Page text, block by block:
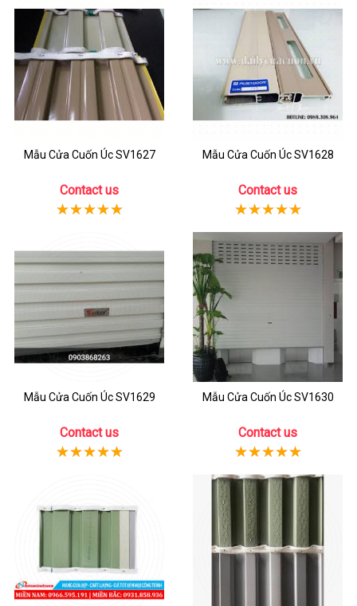
Mẫu Cửa Cuốn Úc SV1627
Contact us
Mẫu Cửa Cuốn Úc SV1628
Contact us
Mẫu Cửa Cuốn Úc SV1629
Contact us
Mẫu Cửa Cuốn Úc SV1630
Contact us